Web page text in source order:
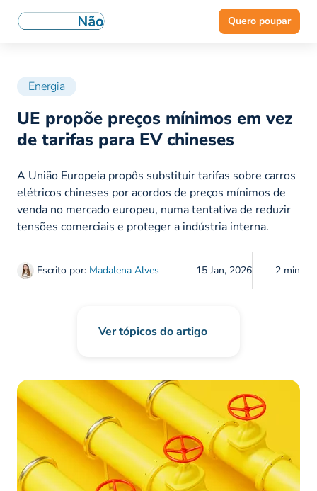
Quero poupar
Energia
UE propõe preços mínimos em vez
de tarifas para EV chineses
Escrito por: Madalena Alves 15 Jan, 2026 2 min
A União Europeia propôs substituir tarifas sobre carros
elétricos chineses por acordos de preços mínimos de
venda no mercado europeu, numa tentativa de reduzir
tensões comerciais e proteger a indústria interna.
Ver tópicos do artigo